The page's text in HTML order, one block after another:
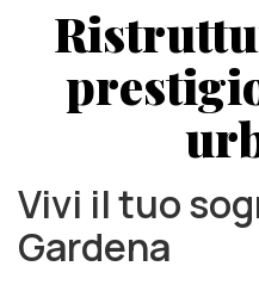
Vivi il tuo
Gardena